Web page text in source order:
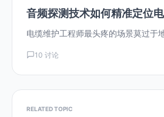
音频探测技术如何精准定位
电缆维护工程师最头疼的场景莫过于
10 讨论
RELATED TOPIC